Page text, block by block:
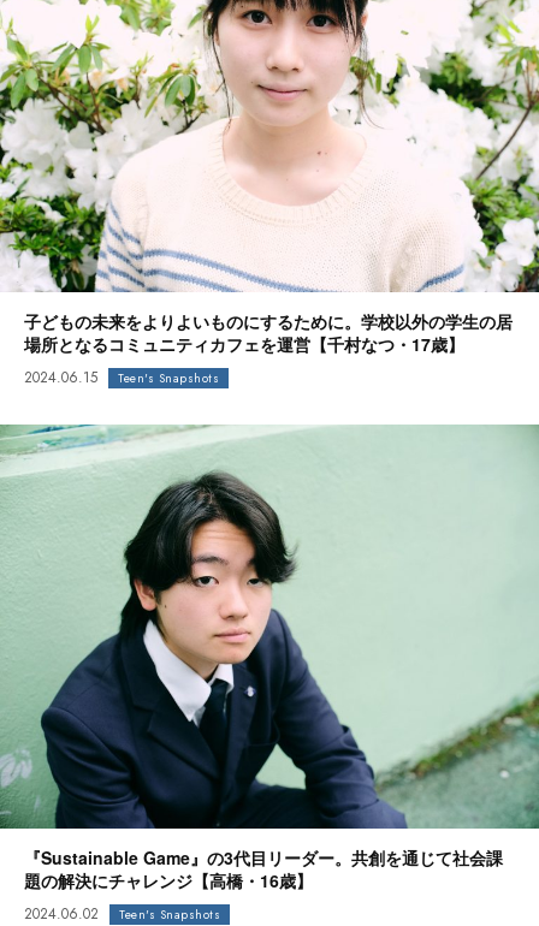
子どもの未来をよりよいものにするために。学校以外の学生の居
場所となるコミュニティカフェを運営【千村なつ・17歳】
2024.06.15 Teen's Snapshots
『Sustainable Game』の3代目リーダー。共創を通じて社会課
題の解決にチャレンジ【高橋・16歳】
2024.06.02 Teen's Snapshots